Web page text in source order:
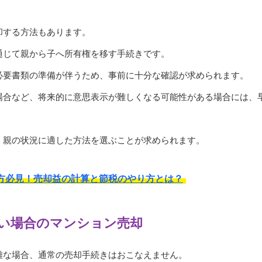
る方法もあります。
て親から子へ所有権を移す手続きです。
書類の準備が伴うため、事前に十分な確認が求められます。
など、将来的に意思表示が難しくなる可能性がある場合には
の状況に適した方法を選ぶことが求められます。
必見！売却益の計算と節税のやり方とは？
場合のマンション売却
場合、通常の売却手続きはおこなえません。